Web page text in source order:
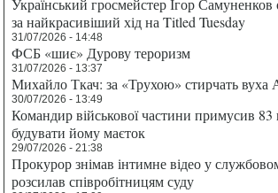
Український гросмейстер Ігор Самуненков
за найкрасивіший хід на Titled Tuesday
31/07/2026 - 14:48
ФСБ «шиє» Дурову тероризм
31/07/2026 - 13:37
Михайло Ткач: за «Трухою» стирчать вуха
30/07/2026 - 13:49
Командир військової частини примусив 83
будувати йому маєток
29/07/2026 - 21:38
Прокурор знімав інтимне відео у
розсилав співробітницям суду